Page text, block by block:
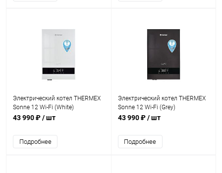
Электрический котел THERMEX
Sonne 12 Wi-Fi (White)
43 990 ₽/ шт
Подробнее
Электрический котел THERMEX
Sonne 12 Wi-Fi (Grey)
43 990 ₽/ шт
Подробнее